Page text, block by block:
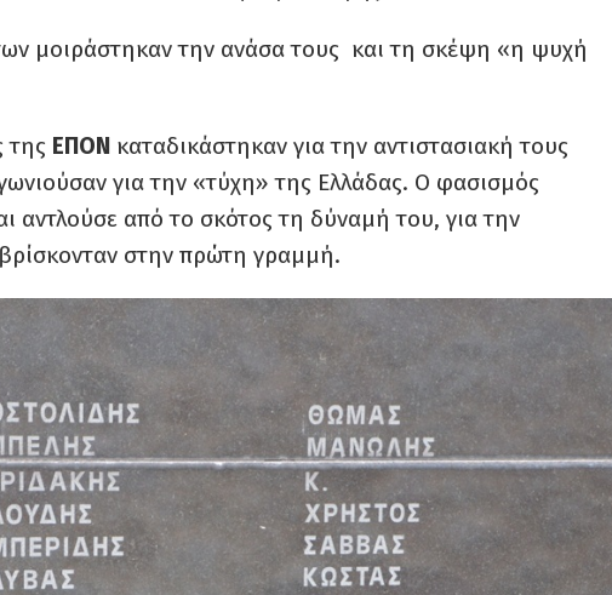
μοιράστηκαν την ανάσα τους και τη σκέψη «η ψυχή
της ΕΠΟΝ καταδικάστηκαν για την αντιστασιακή τους
για την «τύχη» της Ελλάδας. Ο φασισμός
αντλούσε από το σκότος τη δύναμή του, για την
στην πρώτη γραμμή.